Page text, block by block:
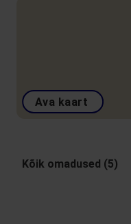
Ava kaart
Kõik omadused (5)